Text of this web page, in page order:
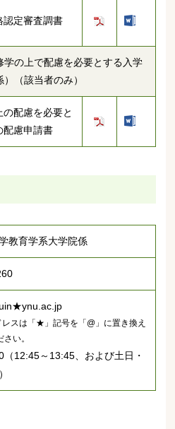
認定審査調書
の上で配慮を必要とする入学
（該当者のみ）
配慮を必要と
配慮申請書
教育学系大学院係
スは「★」記号を「@」に置き換え
い。
12:45～13:45、および土日・